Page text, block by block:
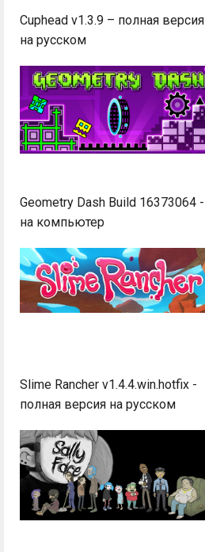
Cuphead v1.3.9 – полная версия
на русском
Geometry Dash Build 16373064 -
на компьютер
Slime Rancher v1.4.4.win.hotfix -
полная версия на русском